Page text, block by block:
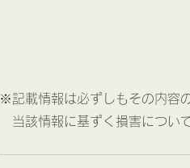
※記載情報は必ずしもその内容
当該情報に基ずく損害につい